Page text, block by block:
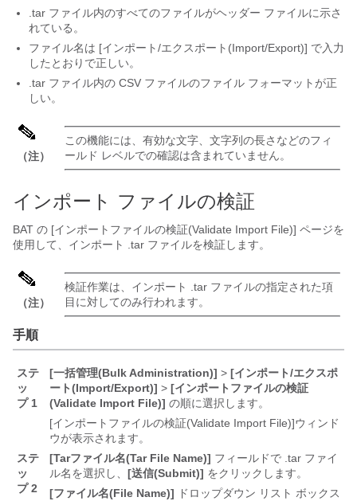
.tar ファイル内のすべてのファイルがヘッダー ファイルに示さ
れている。
ファイル名は [インポート/エクスポート(Import/Export)] で入力
したとおりで正しい。
.tar ファイル内の CSV ファイルのファイル フォーマットが正
しい。
（注）
この機能には、有効な文字、文字列の長さなどのフィ
ールド レベルでの確認は含まれていません。
インポート ファイルの検証
BAT の [インポートファイルの検証(Validate Import File)] ページを
使用して、インポート .tar ファイルを検証します。
（注）
検証作業は、インポート .tar ファイルの指定された項
目に対してのみ行われます。
手順
ステ
ッ
プ 1
[一括管理(Bulk Administration)] > [インポート/エクスポ
ート(Import/Export)] > [インポートファイルの検証
(Validate Import File)] の順に選択します。
[インポートファイルの検証(Validate Import File)]ウィンド
ウが表示されます。
ステ
ッ
プ 2
[Tarファイル名(Tar File Name)] フィールドで .tar ファイ
ル名を選択し、 [送信(Submit)] をクリックします。
[ファイル名(File Name)] ドロップダウン リスト ボックス